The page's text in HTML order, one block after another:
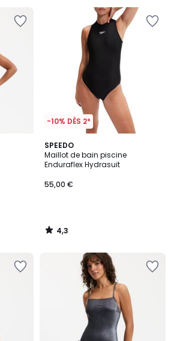
-10% DÈS 2*
SPEEDO
Maillot de bain piscine
Enduraflex Hydrasuit
55,00 €
4,3
/ 5
4,3
/